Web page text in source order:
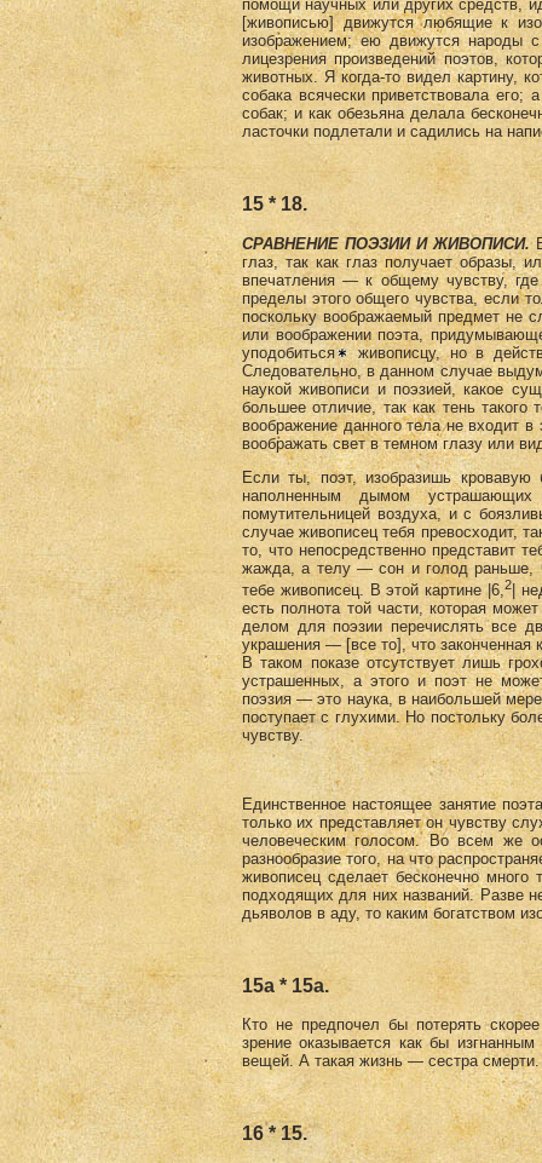
помощи научных или других средств,
[живописью] движутся любящие к
изображением; ею движутся народы
лицезрения произведений поэтов,
животных. Я когда-то видел картину,
собака всячески приветствовала
собак; и как обезьяна делала
ласточки подлетали и садились на
15 * 18.
СРАВНЕНИЕ ПОЭЗИИ И ЖИВОПИСИ.
глаз, так как глаз получает образы,
впечатления — к общему чувству,
пределы этого общего чувства, если
поскольку воображаемый предмет не
или воображении поэта,
уподобиться
живописцу, но в
Следовательно, в данном случае
наукой живописи и поэзией, какое
большее отличие, так как тень
воображение данного тела не входит
воображать свет в темном глазу или
Если ты, поэт, изобразишь
наполненным дымом
помутительницей воздуха, и с
случае живописец тебя превосходит,
то, что непосредственно представит
жажда, а телу — сон и голод раньше,
тебе живописец. В этой картине |6,2|
есть полнота той части, которая
делом для поэзии перечислять все
украшения — [все то], что законченная
В таком показе отсутствует лишь
устрашенных, а этого и поэт не
поэзия — это наука, в наибольшей
поступает с глухими. Но постольку
чувству.
Единственное настоящее занятие
только их представляет он чувству
человеческим голосом. Во всем же
разнообразие того, на что
живописец сделает бесконечно
подходящих для них названий. Разве
дьяволов в аду, то каким богатством
15а * 15а.
Кто не предпочел бы потерять
зрение оказывается как бы
вещей. А такая жизнь — сестра смерти.
16 * 15.